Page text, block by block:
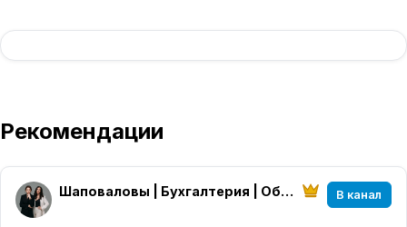
Рекомендации
Шаповаловы | Бухгалтерия | Обучение В канал